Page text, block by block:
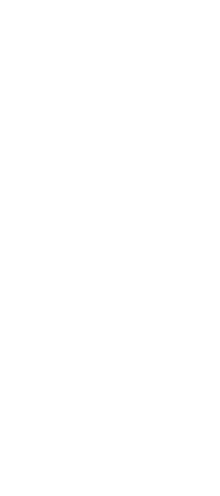
Id
Perlengkapan Olahraga